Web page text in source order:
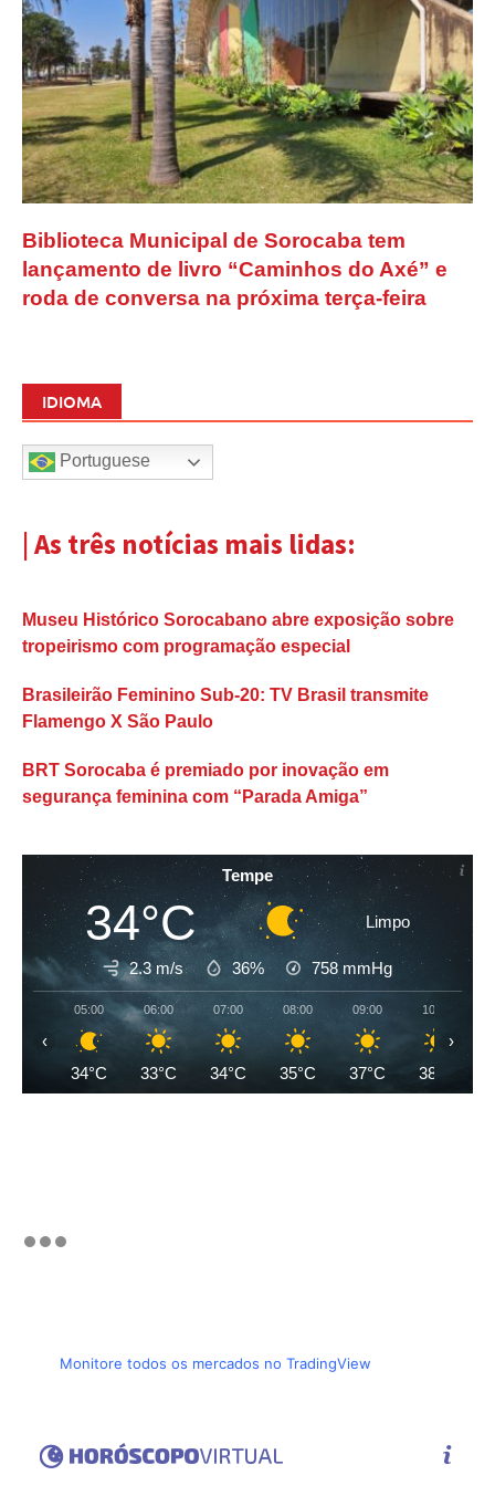
Biblioteca Municipal de Sorocaba tem
lançamento de livro “Caminhos do Axé” e
roda de conversa na próxima terça-feira
IDIOMA
Portuguese
| As três notícias mais lidas:
Museu Histórico Sorocabano abre exposição sobre
tropeirismo com programação especial
Brasileirão Feminino Sub-20: TV Brasil transmite
Flamengo X São Paulo
BRT Sorocaba é premiado por inovação em
segurança feminina com “Parada Amiga”
Tempe
34°C Limpo
2.3 m/s 36% 758 mmHg
05:00
34°C
06:00
33°C
07:00
34°C
08:00
35°C
09:00
37°C
10:00
38°C
‹ ›
Monitore todos os mercados no TradingView